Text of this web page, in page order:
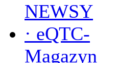
NEWSY
· eQTC-
Magazyn